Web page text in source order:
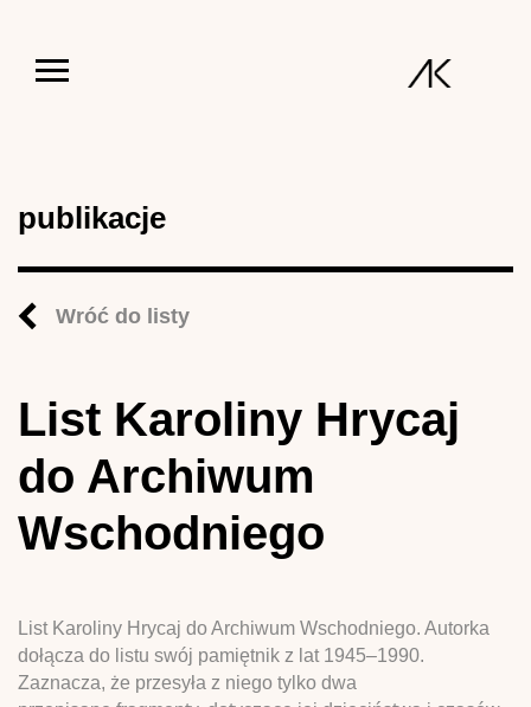
publikacje
Wróć do listy
List Karoliny Hrycaj
do Archiwum
Wschodniego
List Karoliny Hrycaj do Archiwum Wschodniego. Autorka
dołącza do listu swój pamiętnik z lat 1945–1990.
Zaznacza, że przesyła z niego tylko dwa